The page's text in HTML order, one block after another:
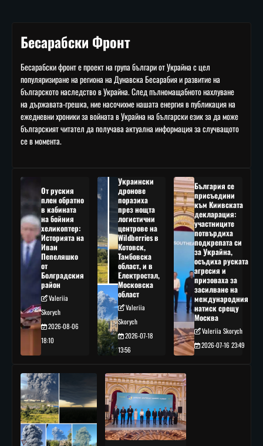
Бесарабски Фронт
Бесарабски фронт е проект на група българи от Украйна с цел
популяризиране на региона на Дунавска Бесарабия и развитие на
българското наследство в Украйна. След пълномащабното нахлуване
на държавата-грешка, ние насочихме нашата енергия в публикация на
ежедневни хроники за войната в Украйна на български език за да може
българският читател да получава актуална информация за случващото
се в момента.
От руския
плен обратно
в кабината
на бойния
хеликоптер:
Историята на
Иван
Пепеляшко
от
Болградския
район
Valeriia
Skorych
2026-08-06
18:10
Украински
дронове
поразиха
през нощта
логистични
центрове на
Wildberries в
Котовск,
Тамбовска
област, и в
Електростал,
Московска
област
Valeriia
Skorych
2026-07-18
13:56
България се
присъедини
към Киивската
декларация:
участниците
потвърдиха
подкрепата си
за Украйна,
осъдиха руската
агресия и
призоваха за
засилване на
международния
натиск срещу
Москва
Valeriia Skorych
2026-07-16 23:49